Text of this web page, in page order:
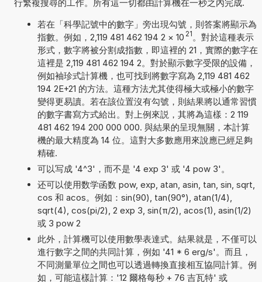
行繁複搜尋的工作。所有這一切都由計算機在一秒之內完成.
若在「科學記號中的數字」旁出現勾號，則答案將顯示為
指數。例如，2,119 481 462 194 2 × 10 21 。對於這種表示
形式，數字將被分割成指數，即這裡的 21，實際的數字在
這裡是 2,119 481 462 194 2。對於顯示數字受限的設備，
例如袖珍式計算機，也可找到將數字寫為 2,119 481 462
194 2E+21 的方法。這種方法尤其使得極大或極小的數字
變得更易讀。若在該位置沒有勾號，則結果將以通常習慣
的數字書寫方式給出。對上例來説，其將為這樣：2 119
481 462 194 200 000 000. 與結果的呈現無關，本計算
機的最大精度為 14 位。這對大多數應用來說應已經足夠
精確.
可以写成 '4^3'，而不是 '4 exp 3' 或 '4 pow 3'。
还可以使用数学函数 pow, exp, atan, asin, tan, sin, sqrt,
cos 和 acos。例如：sin(90), tan(90°), atan(1/4),
sqrt(4), cos(pi/2), 2 exp 3, sin(π/2), acos(1), asin(1/2)
或 3 pow 2
此外，計算機可以使用數學表達式。結果就是，不僅可以
進行數字之間的共同計算，例如 '41 * 6 erg/s'。而且，
不同測量單位之間也可以透過轉換直接相互協同計算。例
如，可能這樣計算：'12 爾格每秒 + 76 吉瓦特' 或